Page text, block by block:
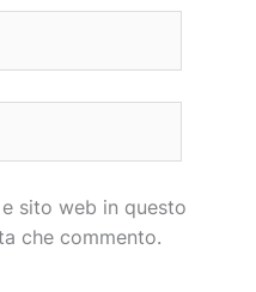
sito web in questo
che commento.